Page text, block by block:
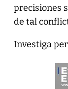
precisiones
de tal
Investiga